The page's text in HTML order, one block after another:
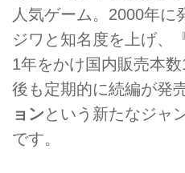
人気ゲーム。2000年に
ジワと知名度を上げ、
1年をかけ国内販売本
後も定期的に続編が発
ョンという新たなジャ
です。